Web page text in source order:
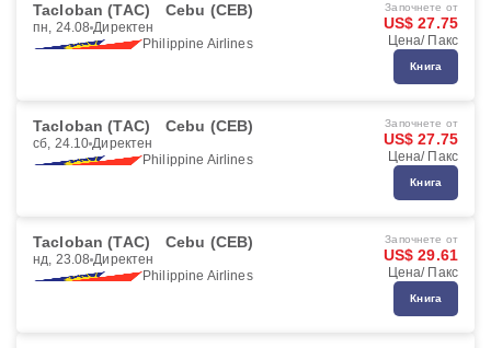
Tacloban (TAC) Cebu (CEB)
пн, 24.08 Директен
Philippine Airlines
Започнете от
US$ 27.75
Цена/ Пакс
Книга
Tacloban (TAC) Cebu (CEB)
сб, 24.10 Директен
Philippine Airlines
Започнете от
US$ 27.75
Цена/ Пакс
Книга
Tacloban (TAC) Cebu (CEB)
нд, 23.08 Директен
Philippine Airlines
Започнете от
US$ 29.61
Цена/ Пакс
Книга